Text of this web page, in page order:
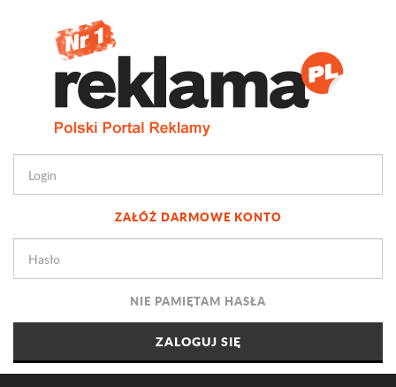
ZAŁÓŻ DARMOWE KONTO
NIE PAMIĘTAM HASŁA